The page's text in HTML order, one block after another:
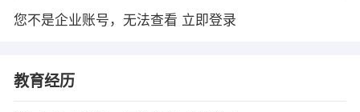
您不是企业账号，无法查看 立即登录
教育经历